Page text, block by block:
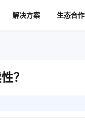
解决方案 生态合作
？